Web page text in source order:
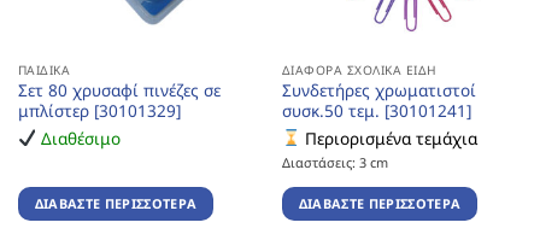
ΠΑΙΔΙΚΆ
Σετ 80 χρυσαφί πινέζες σε
μπλίστερ [30101329]
Διαθέσιμο
ΔΙΑΒΆΣΤΕ ΠΕΡΙΣΣΌΤΕΡΑ
ΔΙΆΦΟΡΑ ΣΧΟΛΙΚΆ ΕΊΔΗ
Συνδετήρες χρωματιστοί
συσκ.50 τεμ. [30101241]
Περιορισμένα τεμάχια
Διαστάσεις: 3 cm
ΔΙΑΒΆΣΤΕ ΠΕΡΙΣΣΌΤΕΡΑ